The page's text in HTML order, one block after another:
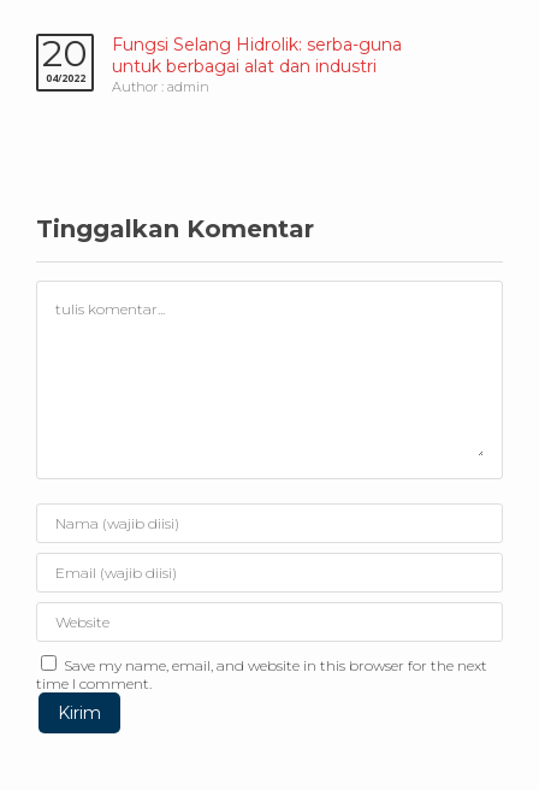
20
04/2022
Fungsi Selang Hidrolik: serba-guna
untuk berbagai alat dan industri
Author : admin
Tinggalkan Komentar
Save my name, email, and website in this browser for the next
time I comment.